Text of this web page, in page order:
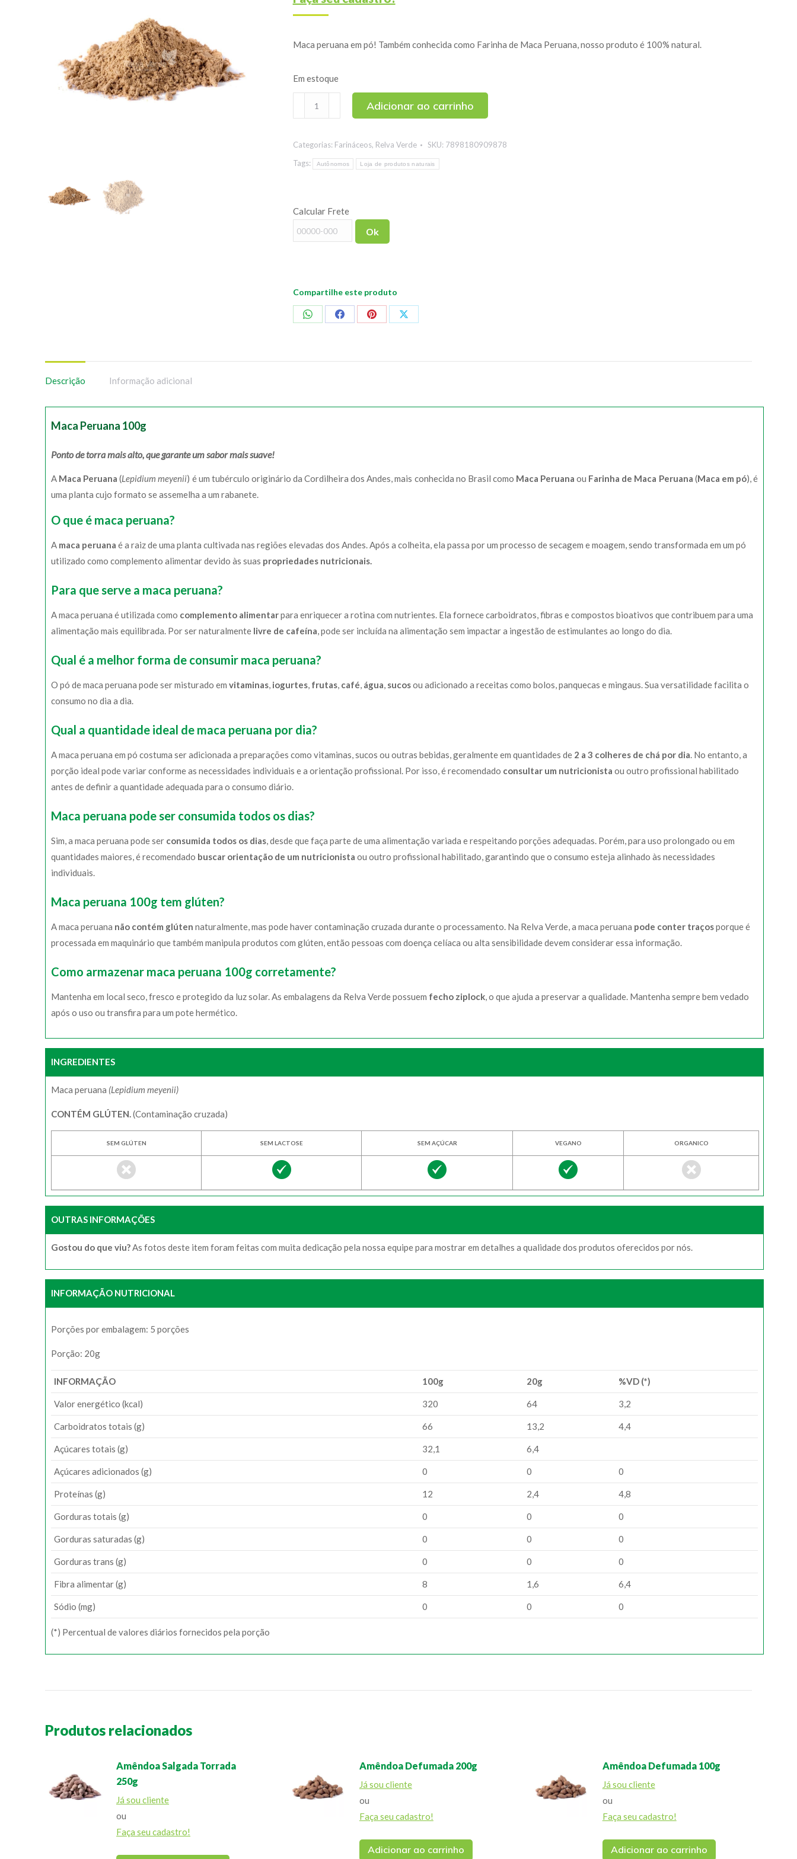
Maca peruana em pó! Também conhecida como Farinha de Maca Peruana, nosso produto é 100% natural.
Em estoque
Peruana
quantidade
Adicionar ao carrinho
Categorias: Farináceos, Relva Verde SKU: 7898180909878
Tags:
Autônomos Loja de produtos naturais
Calcular Frete
Ok
Compartilhe este produto
CompartilharCompartilharCompartilharCompartilhar
Descrição Informação adicional
Maca Peruana 100g
Ponto de torra mais alto, que garante um sabor mais suave!
A Maca Peruana(Lepidium meyenii) é um tubérculo originário da Cordilheira dos Andes, mais conhecida no Brasil como Maca Peruana ou Farinha de Maca Peruana (Maca em pó), é
uma planta cujo formato se assemelha a um rabanete.
O que é maca peruana?
A maca peruana é a raiz de uma planta cultivada nas regiões elevadas dos Andes. Após a colheita, ela passa por um processo de secagem e moagem, sendo transformada em um pó
utilizado como complemento alimentar devido às suas propriedades nutricionais.
Para que serve a maca peruana?
A maca peruana é utilizada como complemento alimentarpara enriquecer a rotina com nutrientes. Ela fornece carboidratos, fibras e compostos bioativos que contribuem para uma
alimentação mais equilibrada. Por ser naturalmente livre de cafeína, pode ser incluída na alimentação sem impactar a ingestão de estimulantes ao longo do dia.
Qual é a melhor forma de consumir maca peruana?
O pó de maca peruana pode ser misturado em vitaminas, iogurtes, frutas, café, água, sucosou adicionado a receitas como bolos, panquecas e mingaus. Sua versatilidade facilita o
consumo no dia a dia.
Qual a quantidade ideal de maca peruana por dia?
A maca peruana em pó costuma ser adicionada a preparações como vitaminas, sucos ou outras bebidas, geralmente em quantidades de 2 a 3 colheres de chá por dia. No entanto, a
porção ideal pode variar conforme as necessidades individuais e a orientação profissional. Por isso, é recomendado consultar um nutricionista ou outro profissional habilitado
antes de definir a quantidade adequada para o consumo diário.
Maca peruana pode ser consumida todos os dias?
Sim, a maca peruana pode ser consumida todos os dias, desde que faça parte de uma alimentação variada e respeitando porções adequadas. Porém, para uso prolongado ou em
quantidades maiores, é recomendado buscar orientação de um nutricionista ou outro profissional habilitado, garantindo que o consumo esteja alinhado às necessidades
individuais.
Maca peruana 100g tem glúten?
A maca peruana não contém glúten naturalmente, mas pode haver contaminação cruzada durante o processamento. Na Relva Verde, a maca peruana pode conter traçosporque é
processada em maquinário que também manipula produtos com glúten, então pessoas com doença celíaca ou alta sensibilidade devem considerar essa informação.
Como armazenar maca peruana 100g corretamente?
Mantenha em local seco, fresco e protegido da luz solar. As embalagens da Relva Verde possuem fecho ziplock, o que ajuda a preservar a qualidade. Mantenha sempre bem vedado
após o uso ou transfira para um pote hermético.
INGREDIENTES
Maca peruana (Lepidium meyenii)
CONTÉM GLÚTEN.(Contaminação cruzada)
SEM GLÚTEN SEM LACTOSE SEM AÇÚCAR VEGANO ORGANICO
OUTRAS INFORMAÇÕES
Gostou do que viu?As fotos deste item foram feitas com muita dedicação pela nossa equipe para mostrar em detalhes a qualidade dos produtos oferecidos por nós.
INFORMAÇÃO NUTRICIONAL
Porções por embalagem: 5 porções
Porção: 20g
INFORMAÇÃO 100g 20g %VD (*)
Valor energético (kcal) 320 64 3,2
Carboidratos totais (g) 66 13,2 4,4
Açúcares totais (g) 32,1 6,4
Açúcares adicionados (g) 0 0 0
Proteínas (g) 12 2,4 4,8
Gorduras totais (g) 0 0 0
Gorduras saturadas (g) 0 0 0
Gorduras trans (g) 0 0 0
Fibra alimentar (g) 8 1,6 6,4
Sódio (mg) 0 0 0
(*) Percentual de valores diários fornecidos pela porção
Produtos relacionados
Amêndoa Salgada Torrada
250g
Já sou cliente
ou
Faça seu cadastro!
Amêndoa Defumada 200g
Já sou cliente
ou
Faça seu cadastro!
Adicionar ao carrinho
Amêndoa Defumada 100g
Já sou cliente
ou
Faça seu cadastro!
Adicionar ao carrinho